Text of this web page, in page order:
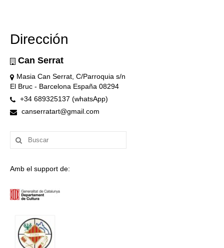
Dirección
Can Serrat
Masia Can Serrat, C/Parroquia s/n
El Bruc - Barcelona España 08294
+34 689325137 (whatsApp)
canserratart@gmail.com
Buscar
por:
Amb el support de: